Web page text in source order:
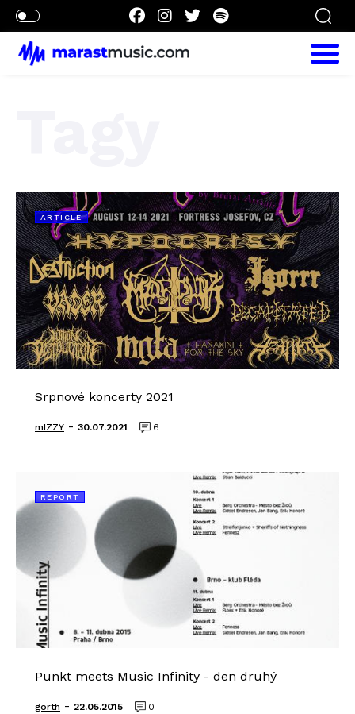
ARTICLE
Srpnové koncerty 2021
mIZZY - 30.07.2021 6
REPORT
Punkt meets Music Infinity - den druhý
gorth - 22.05.2015 0